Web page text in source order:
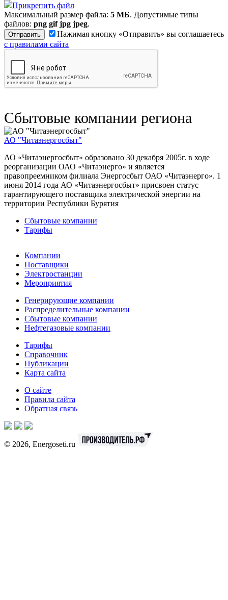
Прикрепить файл
Максимальный размер файла: 5 МБ. Допустимые типы
файлов: png gif jpg jpeg.
Нажимая кнопку «Отправить» вы соглашаетесь
с правилами сайта
Сбытовые компании региона
АО "Читаэнергосбыт"
АО «Читаэнергосбыт» образовано 30 декабря 2005г. в ходе
реорганизации ОАО «Читаэнерго» и является
правопреемником филиала Энергосбыт ОАО «Читаэнерго». 1
июня 2014 года АО «Читаэнергосбыт» присвоен статус
гарантирующего поставщика электрической энергии на
территории Республики Бурятия
Сбытовые компании
Тарифы
Компании
Поставщики
Электростанции
Мероприятия
Генерирующие компании
Распределительные компании
Сбытовые компании
Нефтегазовые компании
Тарифы
Справочник
Публикации
Карта сайта
О сайте
Правила сайта
Обратная связь
© 2026, Energoseti.ru